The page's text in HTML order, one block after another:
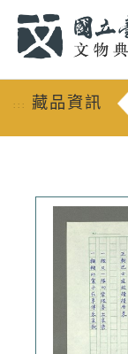
::: 藏品資訊